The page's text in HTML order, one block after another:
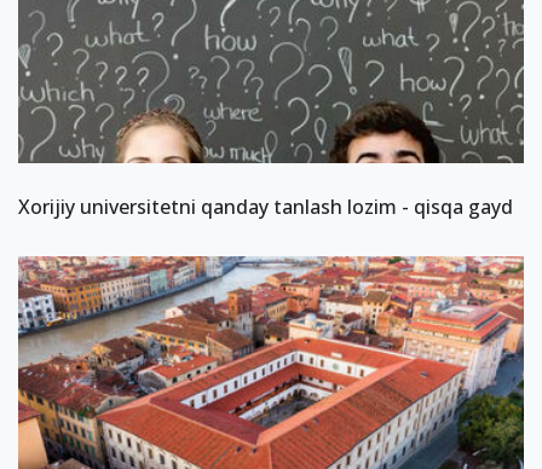
Xorijiy universitetni qanday tanlash lozim - qisqa gayd